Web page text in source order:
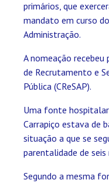
primários, que
mandato em curso
Administração.
A nomeação
de Recrutamento e
Pública (CReSAP).
Uma fonte hospitalar
Carrapiço estava de
situação a que se
parentalidade de
Segundo a mesma